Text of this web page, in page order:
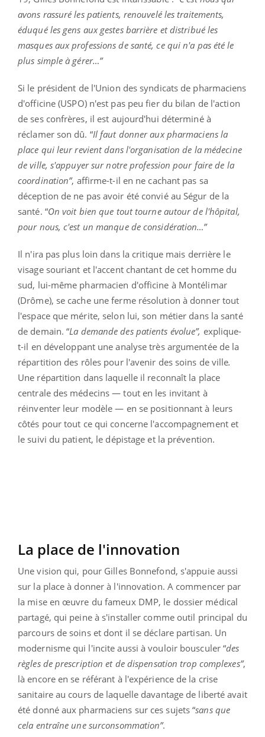
avons rassuré les patients, renouvelé les traitements,
éduqué les gens aux gestes barrière et distribué les
masques aux professions de santé, ce qui n'a pas été le
plus simple à gérer…”
Si le président de l'Union des syndicats de pharmaciens
d'officine (USPO) n'est pas peu fier du bilan de l'action
de ses confrères, il est aujourd'hui déterminé à
réclamer son dû. “Il faut donner aux pharmaciens la
place qui leur revient dans l'organisation de la médecine
de ville, s'appuyer sur notre profession pour faire de la
coordination”, affirme-t-il en ne cachant pas sa
déception de ne pas avoir été convié au Ségur de la
santé. “On voit bien que tout tourne autour de l'hôpital,
pour nous, c'est un manque de considération…”
Il n'ira pas plus loin dans la critique mais derrière le
visage souriant et l'accent chantant de cet homme du
sud, lui-même pharmacien d'officine à Montélimar
(Drôme), se cache une ferme résolution à donner tout
l'espace que mérite, selon lui, son métier dans la santé
de demain. “La demande des patients évolue”, explique-
t-il en développant une analyse très argumentée de la
répartition des rôles pour l'avenir des soins de ville.
Une répartition dans laquelle il reconnaît la place
centrale des médecins — tout en les invitant à
réinventer leur modèle — en se positionnant à leurs
côtés pour tout ce qui concerne l'accompagnement et
le suivi du patient, le dépistage et la prévention.
La place de l'innovation
Une vision qui, pour Gilles Bonnefond, s'appuie aussi
sur la place à donner à l'innovation. A commencer par
la mise en œuvre du fameux DMP, le dossier médical
partagé, qui peine à s'installer comme outil principal du
parcours de soins et dont il se déclare partisan. Un
modernisme qui l'incite aussi à vouloir bousculer “des
règles de prescription et de dispensation trop complexes”,
là encore en se référant à l'expérience de la crise
sanitaire au cours de laquelle davantage de liberté avait
été donné aux pharmaciens sur ces sujets “sans que
cela entraîne une surconsommation”.